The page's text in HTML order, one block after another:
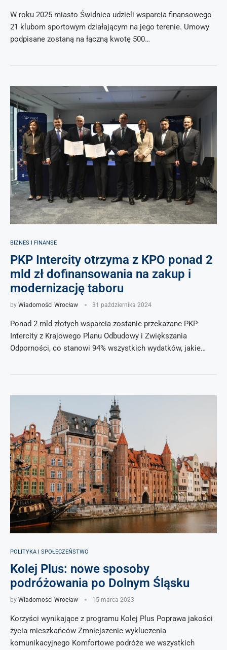
W roku 2025 miasto Świdnica udzieli wsparcia finansowego
21 klubom sportowym działającym na jego terenie. Umowy
podpisane zostaną na łączną kwotę 500…
BIZNES I FINANSE
PKP Intercity otrzyma z KPO ponad 2
mld zł dofinansowania na zakup i
modernizację taboru
by Wiadomości Wrocław 31 października 2024
Ponad 2 mld złotych wsparcia zostanie przekazane PKP
Intercity z Krajowego Planu Odbudowy i Zwiększania
Odporności, co stanowi 94% wszystkich wydatków, jakie…
POLITYKA I SPOŁECZEŃSTWO
Kolej Plus: nowe sposoby
podróżowania po Dolnym Śląsku
by Wiadomości Wrocław 15 marca 2023
Korzyści wynikające z programu Kolej Plus Poprawa jakości
życia mieszkańców Zmniejszenie wykluczenia
komunikacyjnego Komfortowe podróże we wszystkich